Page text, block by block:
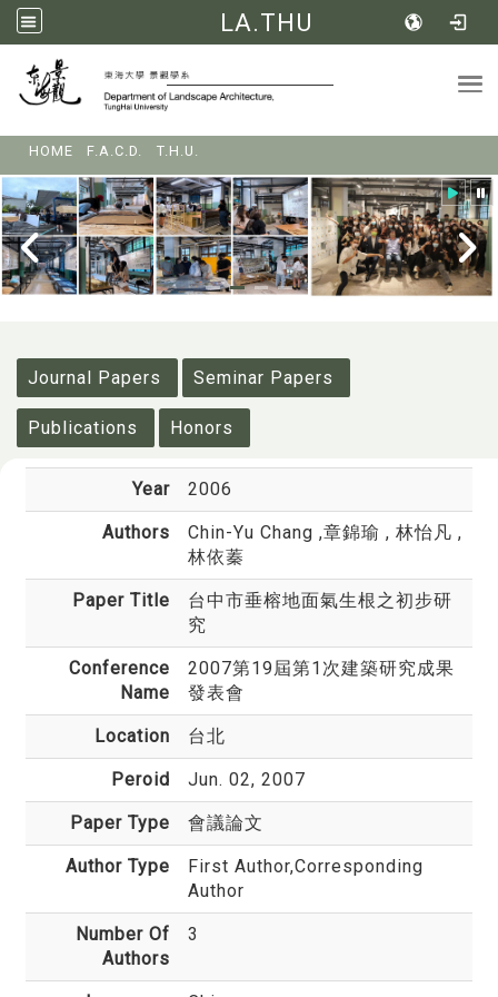
LA.THU
HOME F.A.C.D. T.H.U.
Journal Papers
Seminar Papers
Publications Honors
Year 2006
Authors Chin-Yu Chang ,章錦瑜 , 林怡凡 ,
林依蓁
Paper Title
台中市垂榕地面氣生根之初步研
究
Conference
Name
2007第19屆第1次建築研究成果
發表會
Location 台北
Peroid Jun. 02, 2007
Paper Type 會議論文
Author Type
First Author,Corresponding
Author
Number Of
Authors
3